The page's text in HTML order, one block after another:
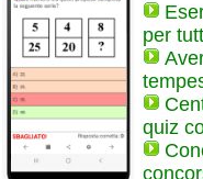
per
quiz